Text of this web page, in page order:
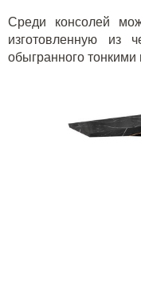
Среди консолей
изготовленную из
обыгранного тонкими